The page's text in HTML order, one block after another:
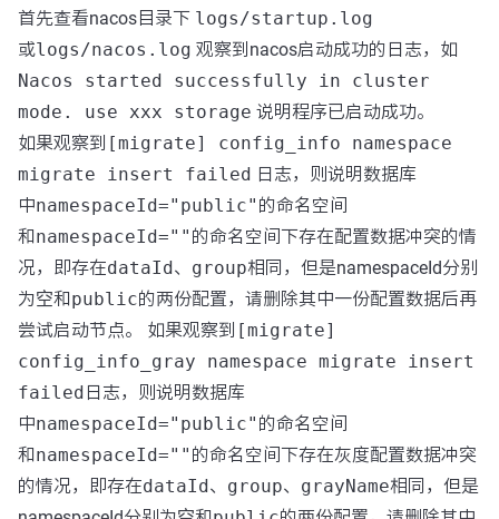
首先查看nacos目录下 logs/startup.log
或logs/nacos.log 观察到nacos启动成功的日志，如
Nacos started successfully in cluster
mode. use xxx storage 说明程序已启动成功。
如果观察到 [migrate] config_info namespace
migrate insert failed 日志，则说明数据库
中namespaceId="public" 的命名空间
和namespaceId="" 的命名空间下存在配置数据冲突的情
况，即存在dataId、 group相同，但是namespaceId分别
为空和public的两份配置，请删除其中一份配置数据后再
尝试启动节点。 如果观察到 [migrate]
config_info_gray namespace migrate insert
failed 日志，则说明数据库
中namespaceId="public" 的命名空间
和namespaceId="" 的命名空间下存在灰度配置数据冲突
的情况，即存在dataId、 group、 grayName相同，但是